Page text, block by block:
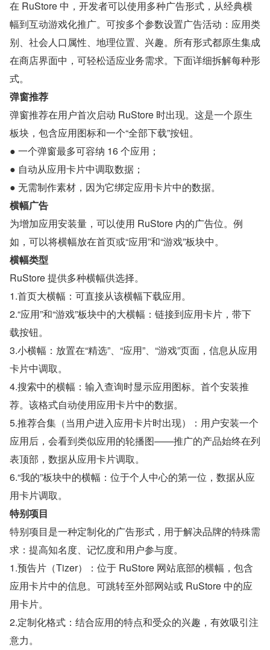
在 RuStore 中，开发者可以使用多种广告形式，从经典横
幅到互动游戏化推广。可按多个参数设置广告活动：应用类
别、社会人口属性、地理位置、兴趣。所有形式都原生集成
在商店界面中，可轻松适应业务需求。下面详细拆解每种形
式。
弹窗推荐
弹窗推荐在用户首次启动 RuStore 时出现。这是一个原生
板块，包含应用图标和一个“全部下载”按钮。
● 一个弹窗最多可容纳 16 个应用；
● 自动从应用卡片中调取数据；
● 无需制作素材，因为它绑定应用卡片中的数据。
横幅广告
为增加应用安装量，可以使用 RuStore 内的广告位。例
如，可以将横幅放在首页或“应用”和“游戏”板块中。
横幅类型
RuStore 提供多种横幅供选择。
1.首页大横幅：可直接从该横幅下载应用。
2.“应用”和“游戏”板块中的大横幅：链接到应用卡片，带下
载按钮。
3.小横幅：放置在“精选”、“应用”、“游戏”页面，信息从应用
卡片中调取。
4.搜索中的横幅：输入查询时显示应用图标。首个安装推
荐。该格式自动使用应用卡片中的数据。
5.推荐合集（当用户进入应用卡片时出现）：用户安装一个
应用后，会看到类似应用的轮播图——推广的产品始终在列
表顶部，数据从应用卡片调取。
6.“我的”板块中的横幅：位于个人中心的第一位，数据从应
用卡片调取。
特别项目
特别项目是一种定制化的广告形式，用于解决品牌的特殊需
求：提高知名度、记忆度和用户参与度。
1.预告片（Tizer）：位于 RuStore 网站底部的横幅，包含
应用卡片中的信息。可跳转至外部网站或 RuStore 中的应
用卡片。
2.定制化格式：结合应用的特点和受众的兴趣，有效吸引注
意力。